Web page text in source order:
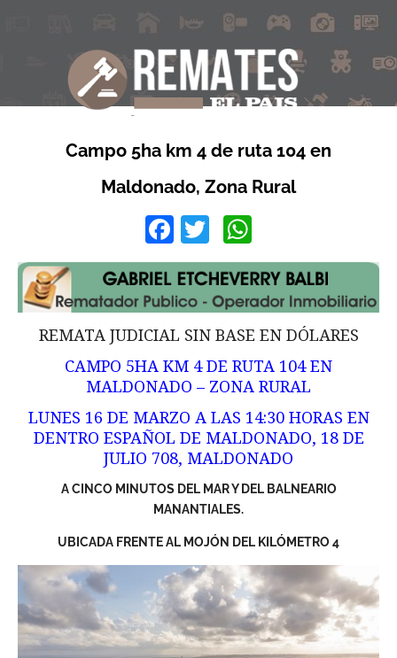
Campo 5ha km 4 de ruta 104 en
Maldonado, Zona Rural
Facebook
Twitter
REMATA JUDICIAL SIN BASE EN DÓLARES
CAMPO 5HA KM 4 DE RUTA 104 EN
MALDONADO – ZONA RURAL
LUNES 16 DE MARZO A LAS 14:30 HORAS EN
DENTRO ESPAÑOL DE MALDONADO, 18 DE
JULIO 708, MALDONADO
A CINCO MINUTOS DEL MAR Y DEL BALNEARIO
MANANTIALES.
UBICADA FRENTE AL MOJÓN DEL KILÓMETRO 4